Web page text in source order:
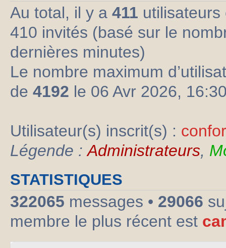
Au total, il y a 411
410 invités (basé sur le
dernières minutes)
Le nombre maximum
de 4192 le 06 Avr 2026,
Utilisateur(s) inscrit(s) :
Légende :Administrateurs,
STATISTIQUES
322065 messages • 29066
membre le plus récent est